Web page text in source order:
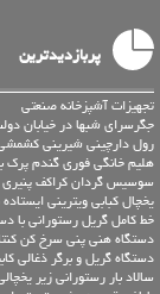
پربازدیدترین
تجهیزات آشپزخانه صنعتی
جگرسرای شبها در خیابان
رول دارچینی شیرینی
هلیم خانگی فوری گندم پرک
سوسیس گردان کراکف پنیری پز 48
یخچال کبابی ویترینی
خط کامل گریل رستورانی با
دستگاه هنی پنی سرخ کن
دستگاه گریل و برگر ذغالی
سالاد بار رستورانی زیر